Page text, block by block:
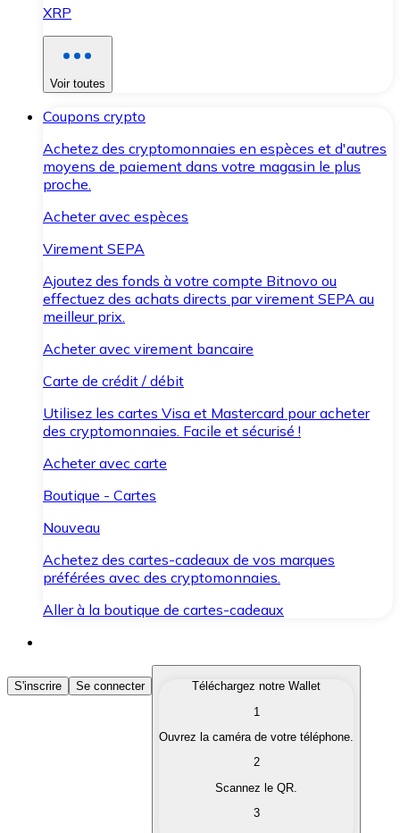
XRP
Voir toutes
Coupons crypto
Achetez des cryptomonnaies en espèces et d'autres
moyens de paiement dans votre magasin le plus
proche.
Acheter avec espèces
Virement SEPA
Ajoutez des fonds à votre compte Bitnovo ou
effectuez des achats directs par virement SEPA au
meilleur prix.
Acheter avec virement bancaire
Carte de crédit / débit
Utilisez les cartes Visa et Mastercard pour acheter
des cryptomonnaies. Facile et sécurisé !
Acheter avec carte
Boutique - Cartes
Nouveau
Achetez des cartes-cadeaux de vos marques
préférées avec des cryptomonnaies.
Aller à la boutique de cartes-cadeaux
Acheter des Cryptomonnaies
Achetez les cryptomonnaies qui vous intéressent
Convertissez vos cryptomonnaies en monnaie
S'inscrire Se connecter
Téléchargez notre Wallet
1
Ouvrez la caméra de votre téléphone.
2
Scannez le QR.
3